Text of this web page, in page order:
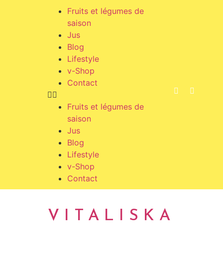
Fruits et légumes de
saison
Jus
Blog
Lifestyle
v-Shop
Contact
Fruits et légumes de
saison
Jus
Blog
Lifestyle
v-Shop
Contact
VITALISKA